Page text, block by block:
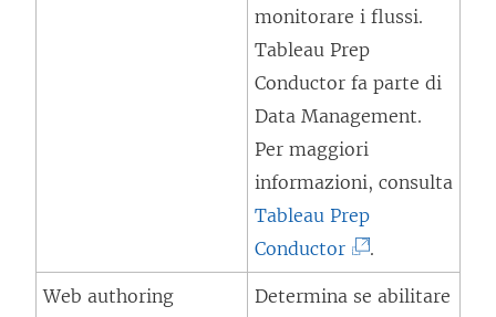
monitorare i flussi.
Tableau Prep
Conductor fa parte di
Data Management.
Per maggiori
informazioni, consulta
Tableau Prep
Conductor(
.
Web authoring
Determina se abilitare